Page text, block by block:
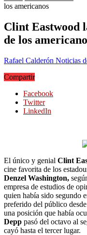
los americanos
Clint Eastwood
de los
Rafael Calderón Noticias
Compartir
Facebook
Twitter
LinkedIn
El único y genial Clint
cine favorita de los
Denzel Washington,
empresa de estudios de
quien había sido segundo
preferido del público
una posición que había
Depp pasó del octavo al
cayó hasta el tercer lugar.